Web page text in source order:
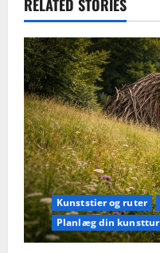
RELATED STORIES
Kunststier og ruter
Planlæg din kunsttur